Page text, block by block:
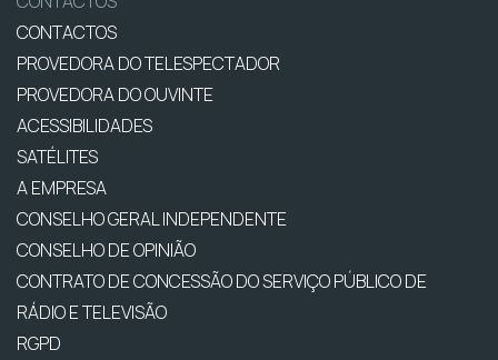
CONTACTOS
PROVEDORA DO TELESPECTADOR
PROVEDORA DO OUVINTE
ACESSIBILIDADES
SATÉLITES
A EMPRESA
CONSELHO GERAL INDEPENDENTE
CONSELHO DE OPINIÃO
CONTRATO DE CONCESSÃO DO SERVIÇO PÚBLICO DE
RÁDIO E TELEVISÃO
RGPD